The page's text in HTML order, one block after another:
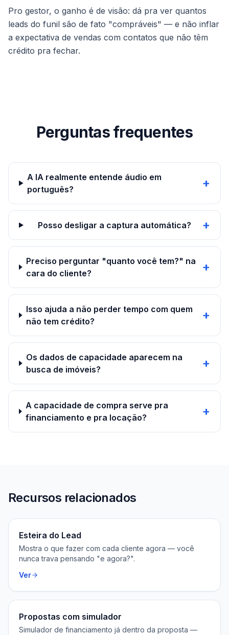
Pro gestor, o ganho é de visão: dá pra ver quantos
leads do funil são de fato "compráveis" — e não inflar
a expectativa de vendas com contatos que não têm
crédito pra fechar.
Perguntas frequentes
A IA realmente entende áudio em
português?
+
Posso desligar a captura automática? +
Preciso perguntar "quanto você tem?" na
cara do cliente?
+
Isso ajuda a não perder tempo com quem
não tem crédito?
+
Os dados de capacidade aparecem na
busca de imóveis?
+
A capacidade de compra serve pra
financiamento e pra locação?
+
Recursos relacionados
Esteira do Lead
Mostra o que fazer com cada cliente agora — você
nunca trava pensando "e agora?".
Ver
Propostas com simulador
Simulador de financiamento já dentro da proposta —